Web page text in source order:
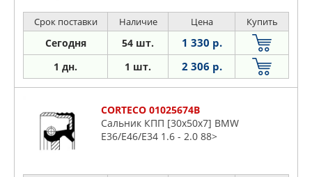
Срок поставки Наличие Цена Купить
Сегодня 54 шт. 1 330 р.
1 дн. 1 шт. 2 306 р.
CORTECO 01025674B
Сальник КПП [30x50x7] BMW
E36/E46/E34 1.6 - 2.0 88>